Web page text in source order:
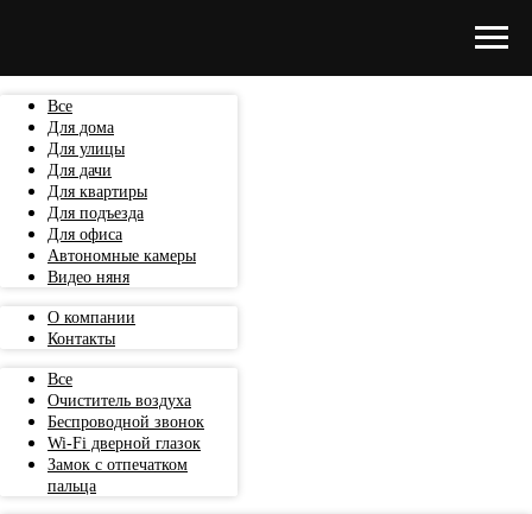
Все
Для дома
Для улицы
Для дачи
Для квартиры
Для подъезда
Для офиса
Автономные камеры
Видео няня
О компании
Контакты
Все
Очиститель воздуха
Беспроводной звонок
Wi-Fi дверной глазок
Замок с отпечатком
пальца